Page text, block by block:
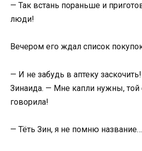
— Так встань пораньше и
люди!
Вечером его ждал список
— И не забудь в аптеку
Зинаида. — Мне капли нужны,
говорила!
— Тёть Зин, я не помню название…